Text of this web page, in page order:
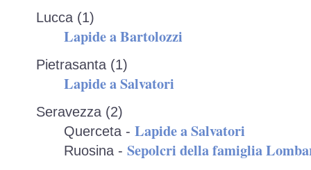
Lucca (1)
Lapide a Bartolozzi
Pietrasanta (1)
Lapide a Salvatori
Seravezza (2)
Querceta - Lapide a Salvatori
Ruosina - Sepolcri della famiglia